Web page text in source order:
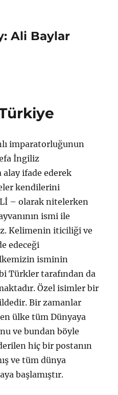
Ali Baylar
imparatorluğunun
İngiliz
alay ifade ederek
kendilerini
– olarak nitelerken
ismi ile
Kelimenin iticiliği ve
edeceği
isminin
Türkler tarafından da
Özel isimler bir
Bir zamanlar
ülke tüm Dünyaya
ve bundan böyle
hiç bir postanın
ve tüm dünya
başlamıştır.